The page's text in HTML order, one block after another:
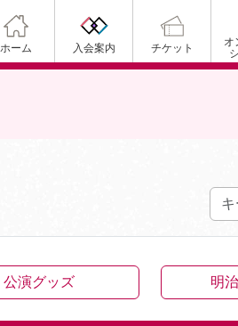
ホーム 入会案内 チケット
オ
公演グッズ 明